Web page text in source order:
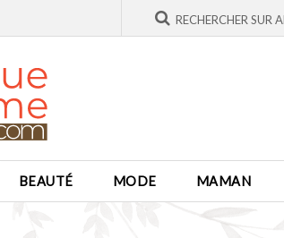
BEAUTÉ MODE MAMAN